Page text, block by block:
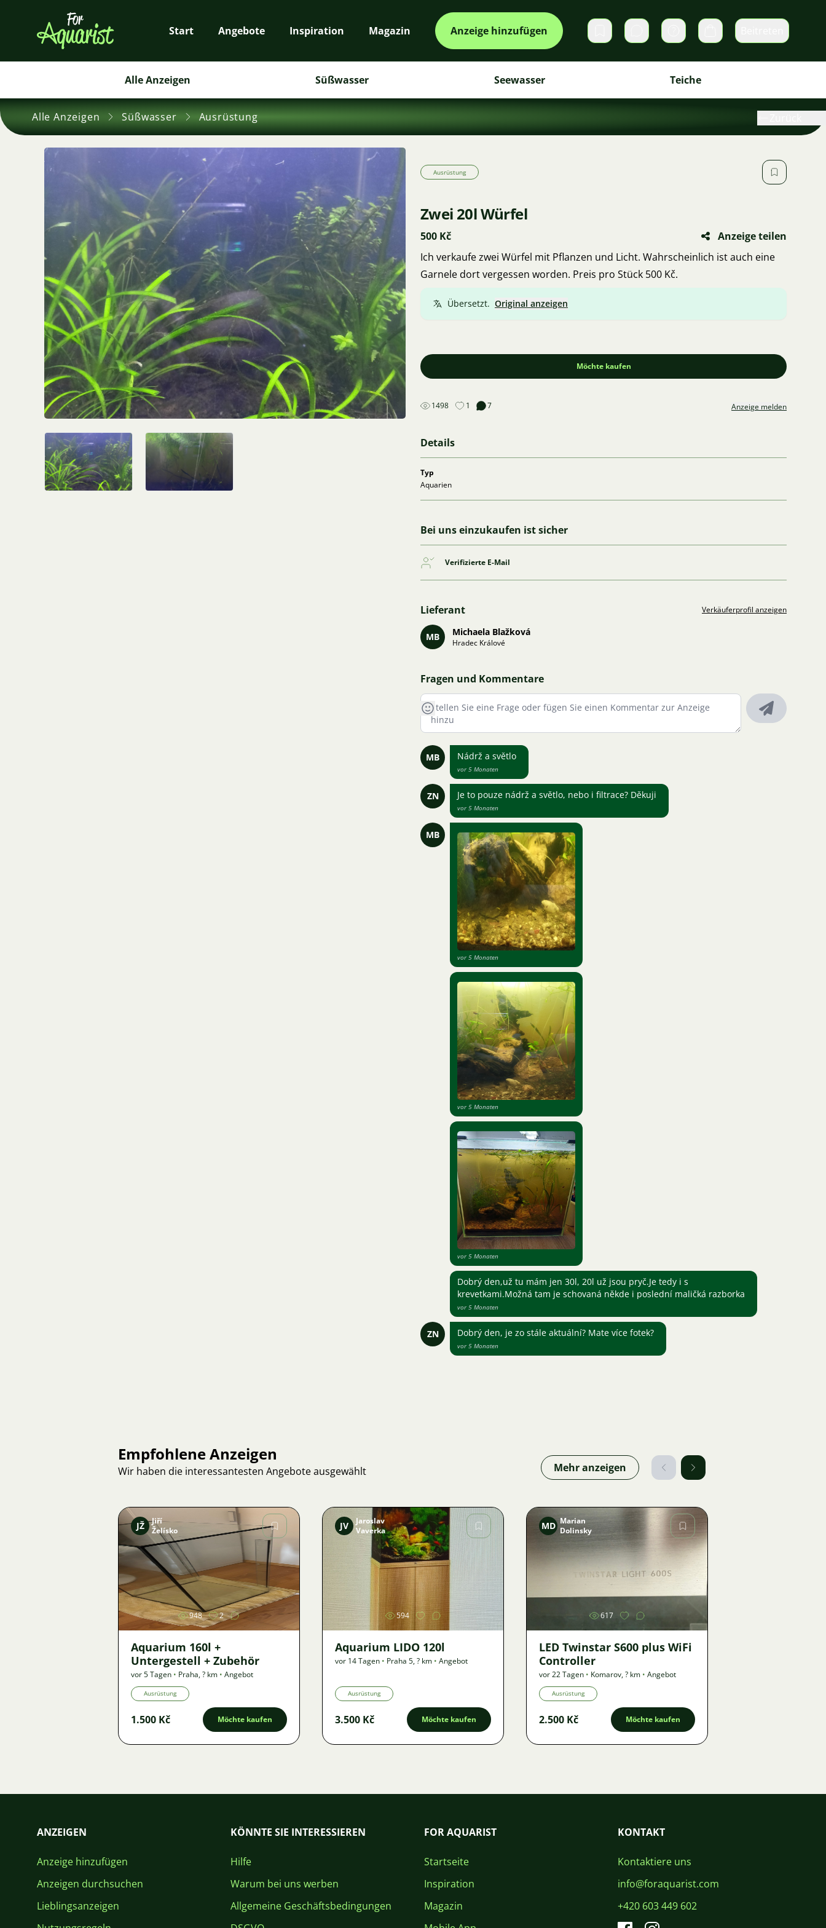
Start Angebote Inspiration Magazin Anzeige hinzufügen DirektnachrichtenWarenkorb
Alle Anzeigen Süßwasser Seewasser Teiche
Alle Anzeigen Süßwasser Ausrüstung
Ausrüstung
Zwei 20l Würfel
500 Kč
Anzeige teilen
Ich verkaufe zwei Würfel mit Pflanzen und Licht. Wahrscheinlich ist auch eine
Garnele dort vergessen worden. Preis pro Stück 500 Kč.
Übersetzt. Original anzeigen
Möchte kaufen
1498 1 7 Anzeige melden
Details
Typ
Aquarien
Bei uns einzukaufen ist sicher
Verifizierte E-Mail
Lieferant Verkäuferprofil anzeigen
MB Michaela Blažková
Hradec Králové
Fragen und Kommentare
MB Nádrž a světlo
vor 5 Monaten
ZN Je to pouze nádrž a světlo, nebo i filtrace? Děkuji
vor 5 Monaten
MB
vor 5 Monaten
vor 5 Monaten
vor 5 Monaten
Dobrý den,už tu mám jen 30l, 20l už jsou pryč.Je tedy i s
krevetkami.Možná tam je schovaná někde i poslední maličká razborka
vor 5 Monaten
ZN Dobrý den, je zo stále aktuální? Mate více fotek?
vor 5 Monaten
Empfohlene Anzeigen
Wir haben die interessantesten Angebote ausgewählt Mehr anzeigen
Bild
JŽ
Jiří
Želísko
948 2
Aquarium 160l +
Untergestell + Zubehör
vor 5 Tagen • Praha,? km • Angebot
Ausrüstung
1.500 Kč Möchte kaufen
Bild
JV
Jaroslav
Vaverka
594
Aquarium LIDO 120l
vor 14 Tagen • Praha 5,? km • Angebot
Ausrüstung
3.500 Kč Möchte kaufen
Bild
MD Marian
Dolinsky
617
LED Twinstar S600 plus WiFi
Controller
vor 22 Tagen • Komarov,? km • Angebot
Ausrüstung
2.500 Kč Möchte kaufen
ANZEIGEN
Anzeige hinzufügen
Anzeigen durchsuchen
Lieblingsanzeigen
KÖNNTE SIE INTERESSIEREN
Hilfe
Warum bei uns werben
Allgemeine Geschäftsbedingungen
FOR AQUARIST
Startseite
Inspiration
Magazin
KONTAKT
Kontaktiere uns
info@foraquarist.com
+420 603 449 602